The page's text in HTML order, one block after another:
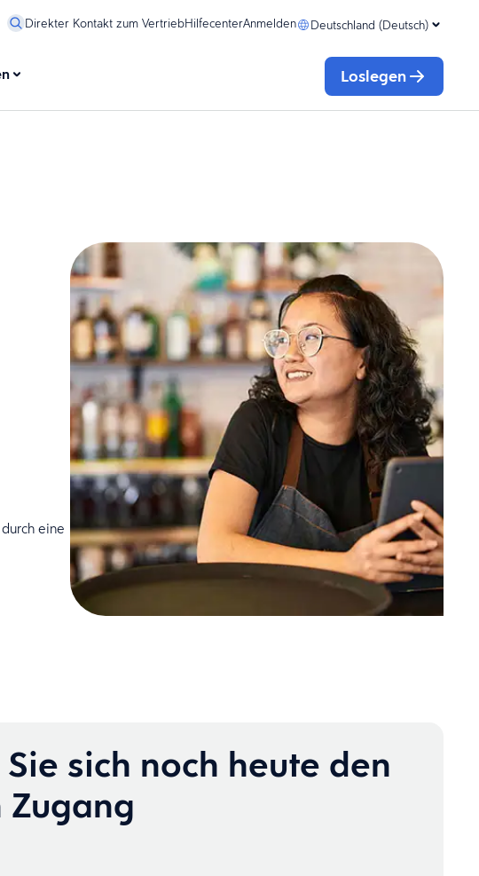
Direkter Kontakt zum VertriebHilfecenterAnmelden Deutschland (Deutsch)
Loslegen
eine
sich noch heute den